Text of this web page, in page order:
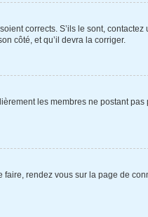
corrects. S’ils le sont,
côté, et qu’il devra la corriger.
les membres ne postant
rendez vous sur la page de